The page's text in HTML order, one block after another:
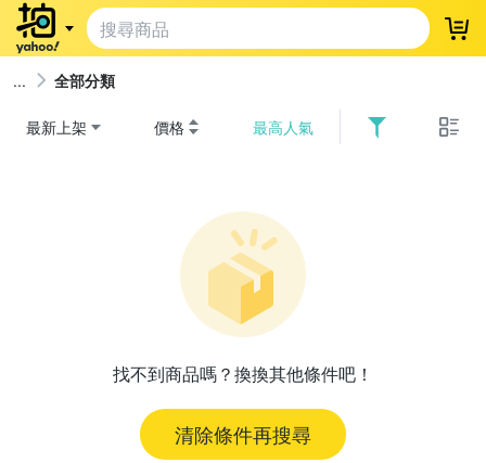
登
全部分類
最新上架 價格 最高人氣
找不到商品嗎？換換其他條件吧！
清除條件再搜尋